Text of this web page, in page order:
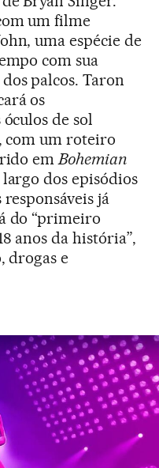
um filme
uma espécie de
com sua
palcos. Taron
os
de sol
com um roteiro
emBohemian
largo dos episódios
já
do “primeiro
anos da história”,
drogas e